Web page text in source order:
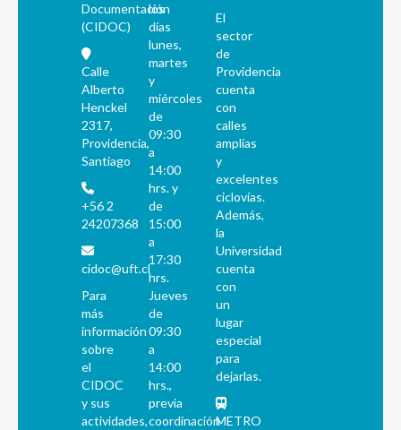
Documentación
(CIDOC)
Calle
Alberto
Henckel
2317,
Providencia,
Santiago
+56 2
24207368
cidoc@uft.cl
Para
más
información
sobre
el
CIDOC
y sus
actividades,
los
días
lunes,
martes
y
miércoles
de
09:30
a
14:00
hrs. y
de
15:00
a
17:30
hrs.
Jueves
de
09:30
a
14:00
hrs.,
previa
coordinación
El
sector
de
Providencia
cuenta
con
calles
amplias
y
excelentes
ciclovías.
Además,
la
Universidad
cuenta
con
un
lugar
especial
para
dejarlas.
METRO